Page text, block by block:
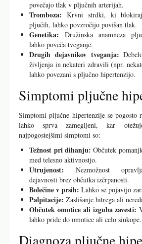
povečajo tlak v pljučnih arterijah.
Tromboza: Krvni strdki, ki
pljučih, lahko povzročijo povišan tlak.
Genetika: Družinska anamneza
lahko poveča tveganje.
Drugih dejavnikov tveganja:
življenja in nekateri zdravili (npr.
lahko povezani s pljučno hipertenzijo.
Simptomi pljučne
Simptomi pljučne hipertenzije se pogosto
lahko sprva zamegljeni, kar
najpogostejšimi simptomi so:
Težnost pri dihanju: Občutek
med telesno aktivnostjo.
Utrujenost: Nezmožnost
dejavnosti brez občutka izčrpanosti.
Bolečine v prsih: Lahko se pojavijo
Palpitacije: Zaslišanje hitrega ali
Občutek omotice ali izguba zavesti:
lahko pride do omotice ali celo sinkope.
Diagnoza pljučne